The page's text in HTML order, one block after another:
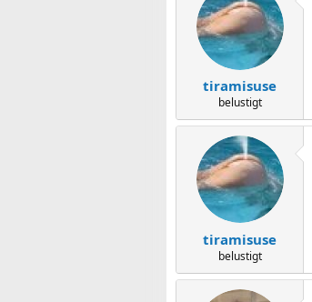
tiramisuse
belustigt
tiramisuse
belustigt